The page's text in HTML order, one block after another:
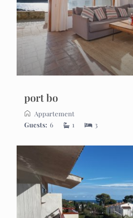
port bo
Appartement
Guests: 6 1 3